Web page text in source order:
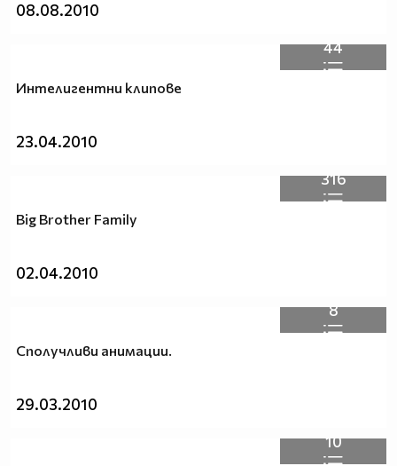
08.08.2010
44
Интелигентни клипове
23.04.2010
316
Big Brother Family
02.04.2010
8
Сполучливи анимации.
29.03.2010
10